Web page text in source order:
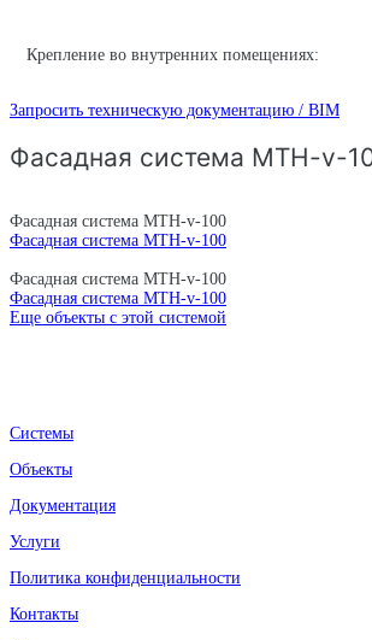
Крепление во внутренних помещениях:
Запросить техническую документацию / BIM
Фасадная система MTH-v-
Фасадная система MTH-v-100
Фасадная система MTH-v-100
Фасадная система MTH-v-100
Фасадная система MTH-v-100
Еще объекты с этой системой
Системы
Объекты
Документация
Услуги
Политика конфиденциальности
Контакты